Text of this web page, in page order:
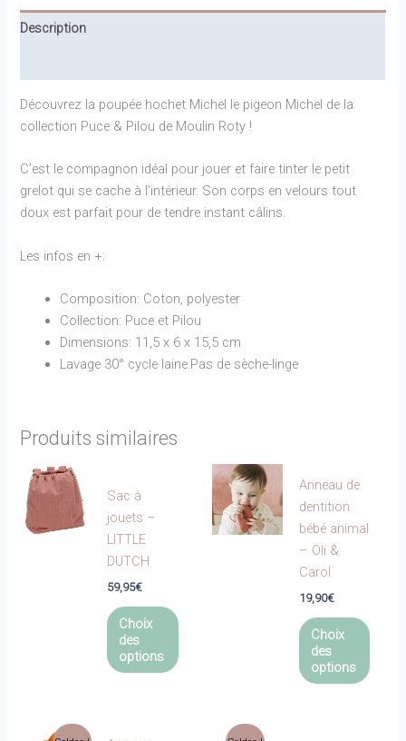
et
PILOU
ROTY
Description
Découvrez la poupée hochet Michel le pigeon Michel de la
collection Puce & Pilou de Moulin Roty !
C’est le compagnon idéal pour jouer et faire tinter le petit
grelot qui se cache à l’intérieur. Son corps en velours tout
doux est parfait pour de tendre instant câlins.
Les infos en +:
Composition: Coton, polyester
Collection: Puce et Pilou
Dimensions: 11,5 x 6 x 15,5 cm
Lavage 30° cycle laine.Pas de sèche-linge
Produits similaires
Sac à
jouets –
LITTLE
DUTCH
59,95€
Choix
des
options
a
Anneau de
dentition
bébé animal
– Oli &
Carol
19,90€
Choix
des
options
a